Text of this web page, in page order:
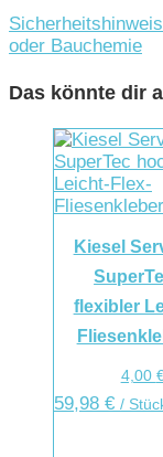
oder Bauchemie
Das könnte dir
Kiesel
flexibler
4,00
59,98 € /